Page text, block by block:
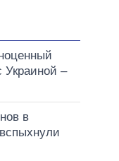
–
в